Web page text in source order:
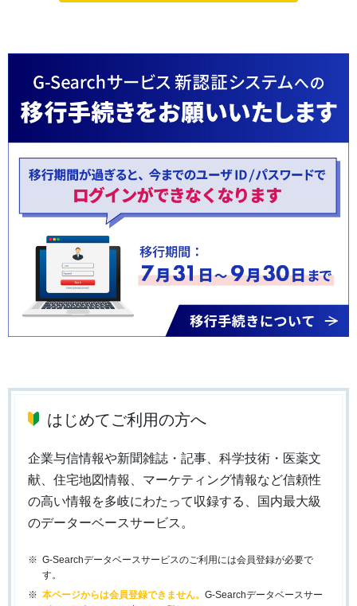
はじめてご利用の方へ
企業与信情報や新聞雑誌・記事、科学技術・医薬文
献、住宅地図情報、マーケティング情報など信頼性
の高い情報を多岐にわたって収録する、国内最大級
のデーターベースサービス。
G-Searchデータベースサービスのご利用には会員登録が必要で
す。
本ページからは会員登録できません。 G-Searchデータベースサー